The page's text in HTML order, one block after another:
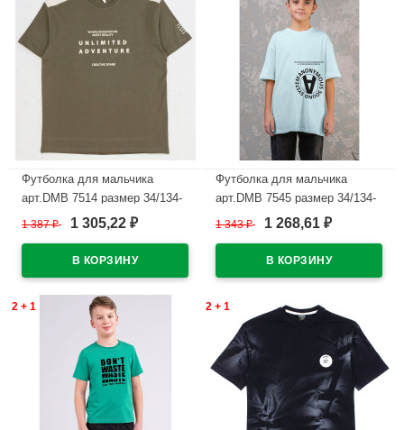
Футболка для мальчика
арт.DMB 7514 размер 34/134-
44/164 цвет хаки
1 387₽ 1 305,22 ₽
Футболка для мальчика
арт.DMB 7545 размер 34/134-
44/164 цвет минт
1 343₽ 1 268,61 ₽
2 + 1 2 + 1